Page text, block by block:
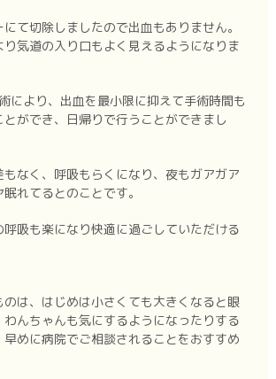
て切除しましたので出血もありません。
気道の入り口もよく見えるようになりま
により、出血を最小限に抑えて手術時間も
ができ、日帰りで行うことができまし
なく、呼吸もらくになり、夜もガアガア
れてるとのことです。
呼吸も楽になり快適に過ごしていただける
のは、はじめは小さくても大きくなると眼
んちゃんも気にするようになったりする
早めに病院でご相談されることをおすすめ